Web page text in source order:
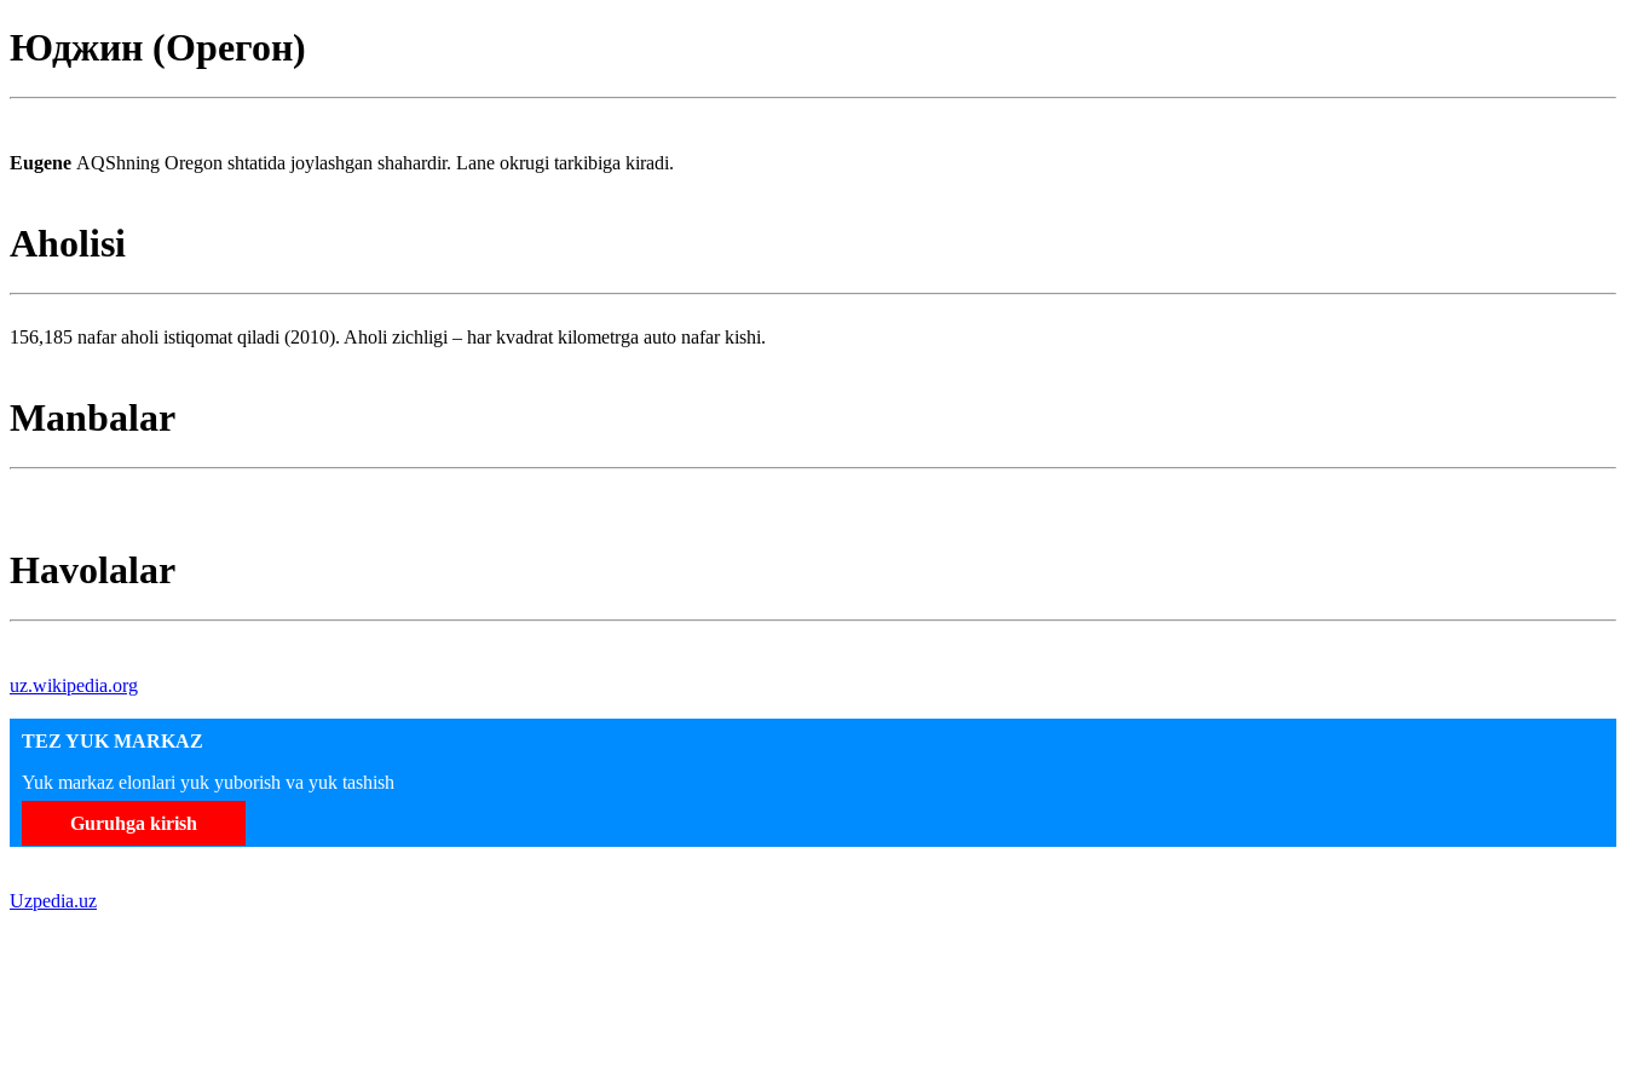
Юджин (Орегон)
Eugene AQShning Oregon shtatida joylashgan shahardir. Lane okrugi tarkibiga kiradi.
Aholisi
156,185 nafar aholi istiqomat qiladi (2010). Aholi zichligi – har kvadrat kilometrga auto nafar kishi.
Manbalar
Havolalar
uz.wikipedia.org
TEZ YUK MARKAZ
Yuk markaz elonlari yuk yuborish va yuk tashish
Guruhga kirish
Uzpedia.uz